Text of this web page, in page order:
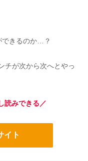
できるのか…？
チが次から次へとやっ
読みできる／
イト